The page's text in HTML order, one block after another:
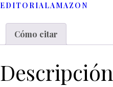
EDITORIALAMAZON
Cómo citar
Descripción